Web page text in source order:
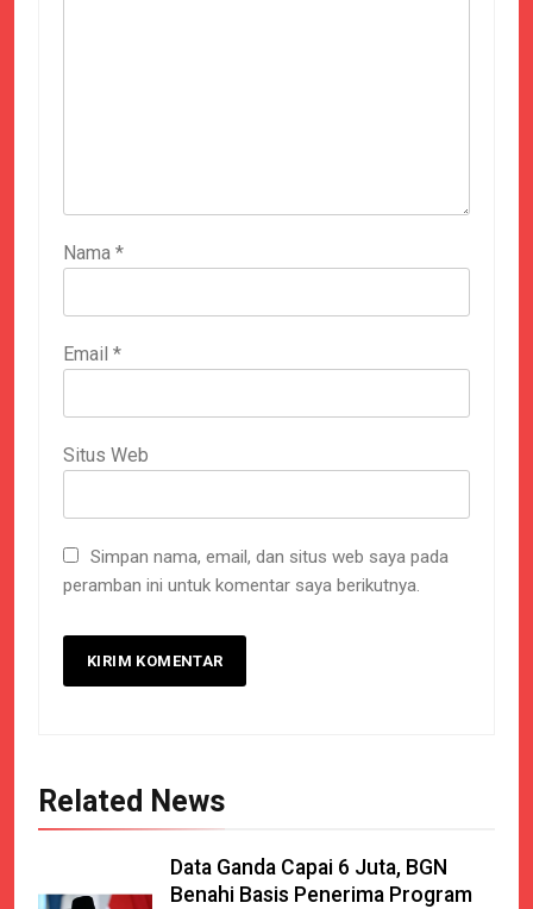
Nama *
Email *
Situs Web
Simpan nama, email, dan situs web saya pada
peramban ini untuk komentar saya berikutnya.
Related News
Data Ganda Capai 6 Juta, BGN
Benahi Basis Penerima Program